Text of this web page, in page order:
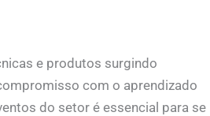
e produtos surgindo
com o aprendizado
do setor é essencial para se